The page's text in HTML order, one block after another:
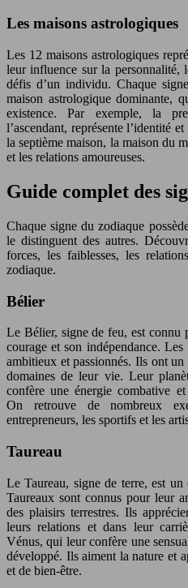
Les maisons astrologiques
Les 12 maisons astrologiques
leur influence sur la personnalité,
défis d’un individu. Chaque
maison astrologique dominante,
existence. Par exemple, la
l’ascendant, représente l’identité
la septième maison, la maison du
et les relations amoureuses.
Guide complet des
Chaque signe du zodiaque
le distinguent des autres.
forces, les faiblesses, les
zodiaque.
Bélier
Le Bélier, signe de feu, est connu
courage et son indépendance.
ambitieux et passionnés. Ils ont
domaines de leur vie. Leur
confère une énergie combative
On retrouve de nombreux
entrepreneurs, les sportifs et les
Taureau
Le Taureau, signe de terre, est
Taureaux sont connus pour leur
des plaisirs terrestres. Ils
leurs relations et dans leur
Vénus, qui leur confère une
développé. Ils aiment la nature et
et de bien-être.